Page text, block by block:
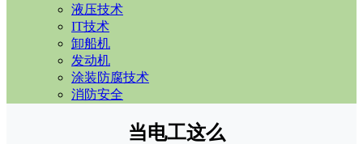
液压技术
IT技术
卸船机
发动机
涂装防腐技术
消防安全
当电工这么